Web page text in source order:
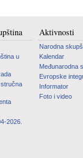
u
2026.
Aktivnosti
Narodna
Kalendar
Međunarodna
Evropske
Informator
Foto i video